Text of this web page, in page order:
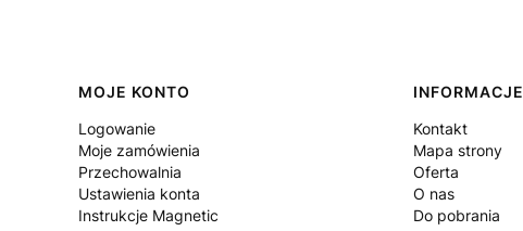
Linki w stopce
MOJE KONTO
Logowanie
Moje zamówienia
Przechowalnia
Ustawienia konta
Instrukcje Magnetic
INFORMACJE
Kontakt
Mapa strony
Oferta
O nas
Do pobrania